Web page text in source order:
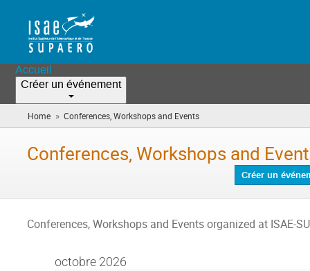
Accueil
Créer un événement
Home » Conferences, Workshops and Events
êtes
Conferences, Workshops and
Créer un
Conferences, Workshops and Events organized at ISAE-
octobre 2026